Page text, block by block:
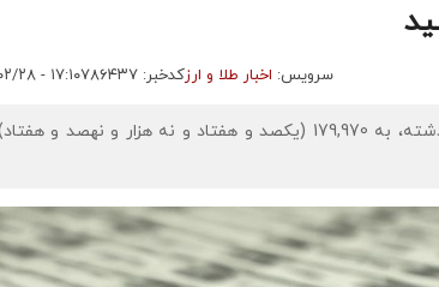
سرویس: اخبار طلا و ارزکدخبر: ۷۸۶۴۳۷ ۱۴۰۵/۰۲/۲۸
اقتصادنیوز: قیمت دلار آزاد امروز با کاهش نسبت به روز گذشته، به 179,970 (یکصد و هفتاد و نه هزار و